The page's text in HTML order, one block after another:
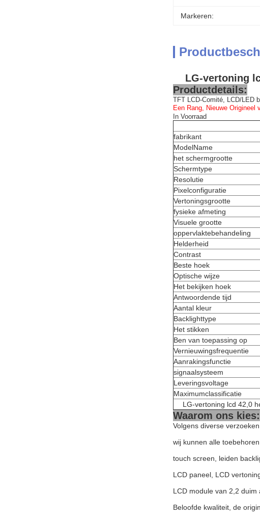
Markeren:
LG-vertoning
Productdetails:
TFT LCD-Comité, LCD/LED
Een Rang, Nieuwe Origineel
In Voorraad
fabrikant
ModelName
het schermgrootte
Schermtype
Resolutie
Pixelconfiguratie
Vertoningsgrootte
fysieke afmeting
Visuele grootte
oppervlaktebehandeling
Helderheid
Contrast
Beste hoek
Optische wijze
Het bekijken hoek
Antwoordende tijd
Aantal kleur
Backlighttype
Het stikken
Ben van toepassing op
Vernieuwingsfrequentie
Aanrakingsfunctie
signaalsysteem
Leveringsvoltage
Maximumclassificatie
LG-vertoning lcd 42,0
Waarom ons kies:
Volgens diverse
wij kunnen alle
touch screen, leiden
LCD paneel, LCD
LCD module van 2,2 duim
Beloofde kwaliteit, de